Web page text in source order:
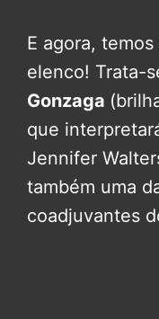
E agora,
elenco! Trata-
Gonzaga
que
Jennifer
também uma
coadjuvantes